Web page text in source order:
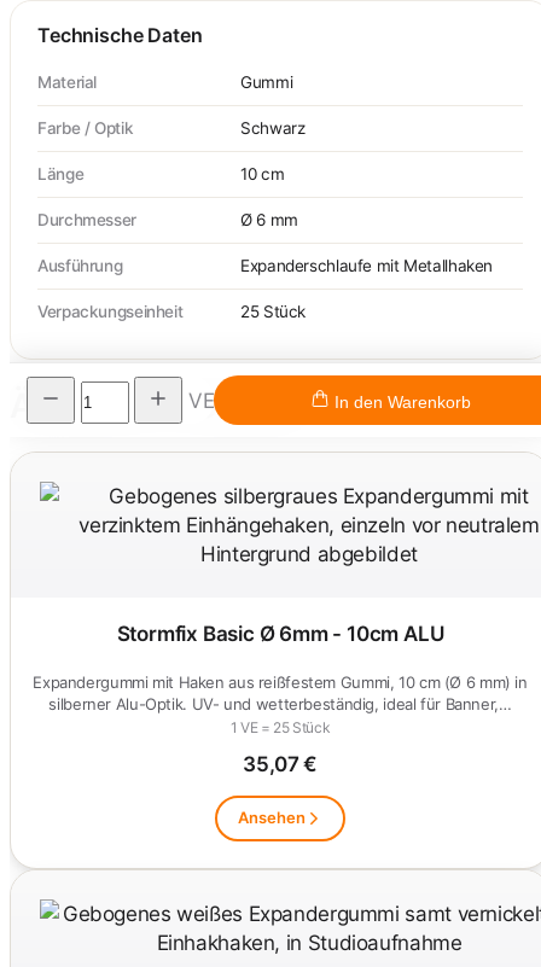
Technische Daten
Material Gummi
Farbe / Optik Schwarz
Länge 10 cm
Durchmesser Ø 6 mm
Ausführung Expanderschlaufe mit Metallhaken
Verpackungseinheit 25 Stück
Ähnliche Produkte
Stormfix Basic Ø 6mm - 10cm ALU
Expandergummi mit Haken aus reißfestem Gummi, 10 cm (Ø 6 mm) in
silberner Alu-Optik. UV- und wetterbeständig, ideal für Banner,…
1 VE = 25 Stück
35,07 €
Ansehen
VE In den Warenkorb